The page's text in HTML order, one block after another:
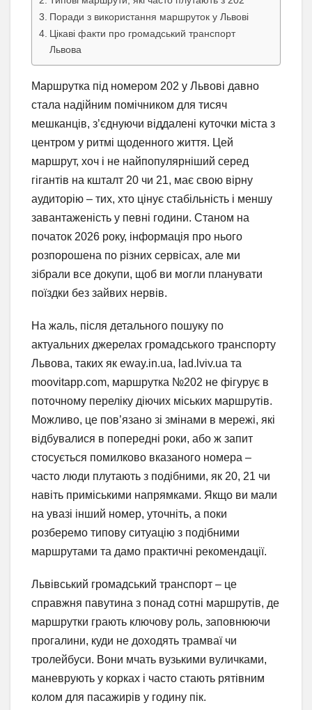
Поради з використання маршруток у Львові
Цікаві факти про громадський транспорт
Львова
Маршрутка під номером 202 у Львові давно
стала надійним помічником для тисяч
мешканців, з’єднуючи віддалені куточки міста з
центром у ритмі щоденного життя. Цей
маршрут, хоч і не найпопулярніший серед
гігантів на кшталт 20 чи 21, має свою вірну
аудиторію – тих, хто цінує стабільність і меншу
завантаженість у певні години. Станом на
початок 2026 року, інформація про нього
розпорошена по різних сервісах, але ми
зібрали все докупи, щоб ви могли планувати
поїздки без зайвих нервів.
На жаль, після детального пошуку по
актуальних джерелах громадського транспорту
Львова, таких як eway.in.ua, lad.lviv.ua та
moovitapp.com, маршрутка №202 не фігурує в
поточному переліку діючих міських маршрутів.
Можливо, це пов’язано зі змінами в мережі, які
відбувалися в попередні роки, або ж запит
стосується помилково вказаного номера –
часто люди плутають з подібними, як 20, 21 чи
навіть приміськими напрямками. Якщо ви мали
на увазі інший номер, уточніть, а поки
розберемо типову ситуацію з подібними
маршрутами та дамо практичні рекомендації.
Львівський громадський транспорт – це
справжня павутина з понад сотні маршрутів, де
маршрутки грають ключову роль, заповнюючи
прогалини, куди не доходять трамваї чи
тролейбуси. Вони мчать вузькими вуличками,
маневрують у корках і часто стають рятівним
колом для пасажирів у годину пік.